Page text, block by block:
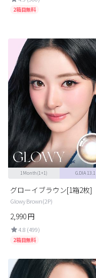
ハロウィンカラコン
レビュー
EYEしてる
総合掲示板
カスタマーサービス
ショッピングガイド
アプリダウンロード
INSTAGRAM
2箱目無料
1Month(1+1) G.DIA 13.1
グローイブラウン[1箱2枚]
Glowy Brown(2P)
2,990円
4.8 (499)
2箱目無料